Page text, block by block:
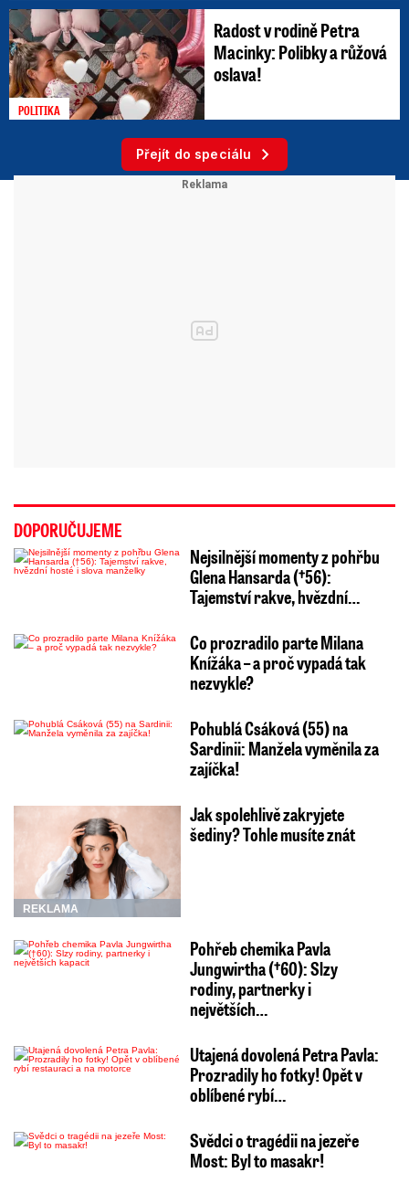
POLITIKA
Radost v rodině Petra
Macinky: Polibky a růžová
oslava!
Přejít do speciálu
DOPORUČUJEME
Nejsilnější momenty z pohřbu
Glena Hansarda (†56):
Tajemství rakve, hvězdní…
Co prozradilo parte Milana
Knížáka – a proč vypadá tak
nezvykle?
Pohublá Csáková (55) na
Sardinii: Manžela vyměnila za
zajíčka!
REKLAMA
Jak spolehlivě zakryjete
šediny? Tohle musíte znát
Pohřeb chemika Pavla
Jungwirtha (†60): Slzy
rodiny, partnerky i
největších…
Utajená dovolená Petra Pavla:
Prozradily ho fotky! Opět v
oblíbené rybí…
Svědci o tragédii na jezeře
Most: Byl to masakr!